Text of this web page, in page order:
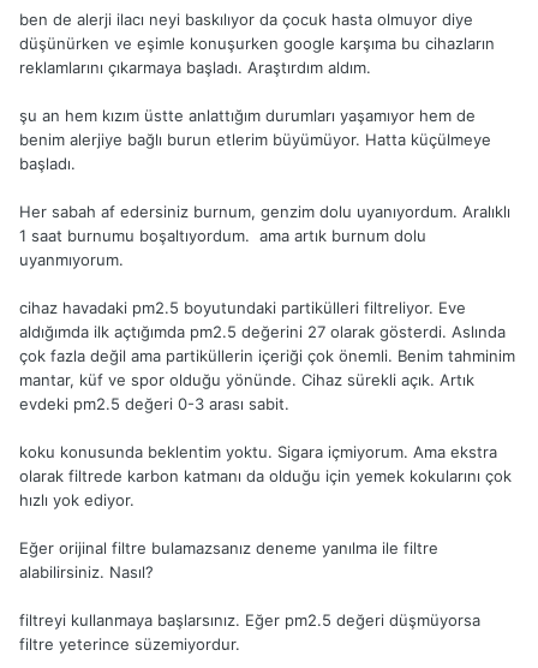
ben de alerji ilacı neyi baskılıyor da çocuk hasta olmuyor diye
düşünürken ve eşimle konuşurken google karşıma bu cihazların
reklamlarını çıkarmaya başladı. Araştırdım aldım.
şu an hem kızım üstte anlattığım durumları yaşamıyor hem de
benim alerjiye bağlı burun etlerim büyümüyor. Hatta küçülmeye
başladı.
Her sabah af edersiniz burnum, genzim dolu uyanıyordum. Aralıklı
1 saat burnumu boşaltıyordum. ama artık burnum dolu
uyanmıyorum.
cihaz havadaki pm2.5 boyutundaki partikülleri filtreliyor. Eve
aldığımda ilk açtığımda pm2.5 değerini 27 olarak gösterdi. Aslında
çok fazla değil ama partiküllerin içeriği çok önemli. Benim tahminim
mantar, küf ve spor olduğu yönünde. Cihaz sürekli açık. Artık
evdeki pm2.5 değeri 0-3 arası sabit.
koku konusunda beklentim yoktu. Sigara içmiyorum. Ama ekstra
olarak filtrede karbon katmanı da olduğu için yemek kokularını çok
hızlı yok ediyor.
Eğer orijinal filtre bulamazsanız deneme yanılma ile filtre
alabilirsiniz. Nasıl?
filtreyi kullanmaya başlarsınız. Eğer pm2.5 değeri düşmüyorsa
filtre yeterince süzemiyordur.